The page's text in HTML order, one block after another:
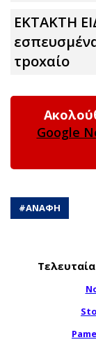
ΕΚΤΑΚΤΗ
τpοxαίο
Google
#ΑΝΑΦΗ